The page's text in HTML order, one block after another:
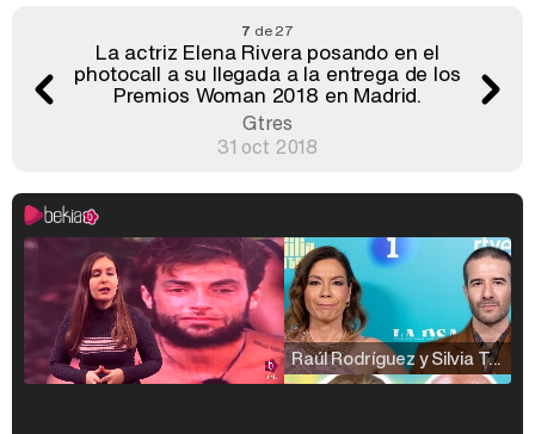
7 de 27
La actriz Elena Rivera posando en el
photocall a su llegada a la entrega de los
Premios Woman 2018 en Madrid.
Gtres
31 oct 2018
Raúl Rodríguez y Silvia Taulés nos cuentan su papel en 'La familia de la tele'